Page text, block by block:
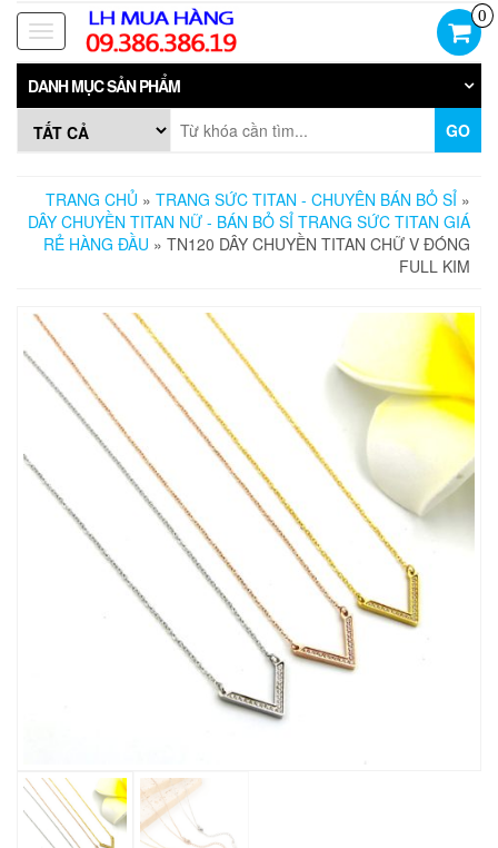
Skip
the
content
Toggle
navigation
0
DANH MỤC SẢN PHẨM
GO
TRANG CHỦ » TRANG SỨC TITAN - CHUYÊN BÁN BỎ SỈ »
DÂY CHUYỀN TITAN NỮ - BÁN BỎ SỈ TRANG SỨC TITAN GIÁ
RẺ HÀNG ĐẦU » TN120 DÂY CHUYỀN TITAN CHỮ V ĐÓNG
FULL KIM